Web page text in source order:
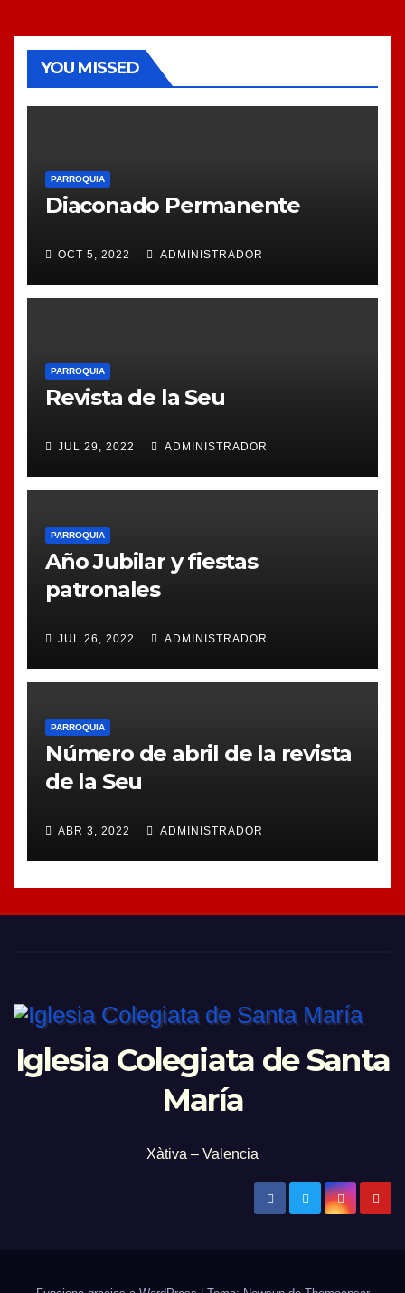
YOU MISSED
PARROQUIA
Diaconado Permanente
OCT 5, 2022 ADMINISTRADOR
PARROQUIA
Revista de la Seu
JUL 29, 2022 ADMINISTRADOR
PARROQUIA
Año Jubilar y fiestas
patronales
JUL 26, 2022 ADMINISTRADOR
PARROQUIA
Número de abril de la revista
de la Seu
ABR 3, 2022 ADMINISTRADOR
Iglesia Colegiata de Santa
María
Xàtiva – Valencia